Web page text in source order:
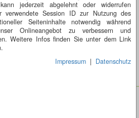
jederzeit abgelehnt oder widerrufen
Session ID zur Nutzung des
Seiteninhalte notwendig während
Onlineangebot zu verbessern und
Weitere Infos finden Sie unter dem Link
Impressum | Datenschutz
USM